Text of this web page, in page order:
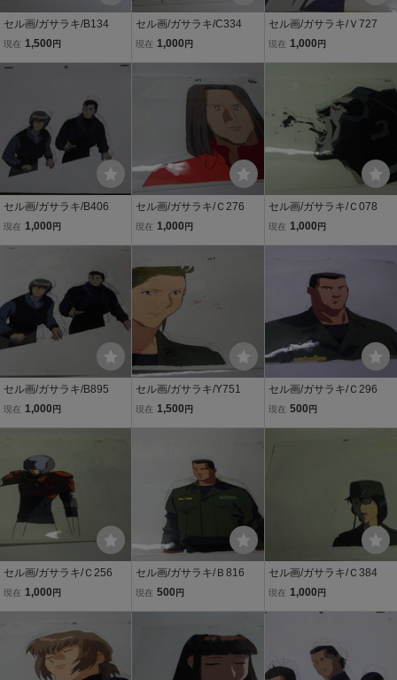
セル画/ガサラキ/B134
現在 1,500 円
セル画/ガサラキ/C334
現在 1,000 円
セル画/ガサラキ/Ｖ727
現在 1,000 円
セル画/ガサラキ/B406
現在 1,000 円
セル画/ガサラキ/Ｃ276
現在 1,000 円
セル画/ガサラキ/Ｃ078
現在 1,000 円
セル画/ガサラキ/B895
現在 1,000 円
セル画/ガサラキ/Y751
現在 1,500 円
セル画/ガサラキ/Ｃ296
現在 500 円
セル画/ガサラキ/Ｃ256
現在 1,000 円
セル画/ガサラキ/Ｂ816
現在 500 円
セル画/ガサラキ/Ｃ384
現在 1,000 円